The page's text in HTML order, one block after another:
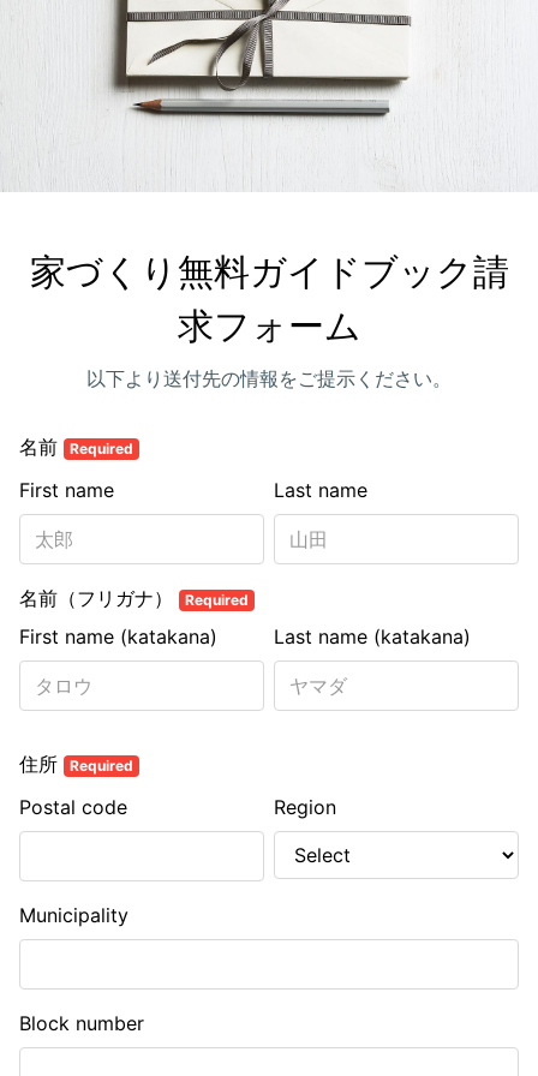
家づくり無料ガイドブック請
求フォーム
以下より送付先の情報をご提示ください。
名前 Required
Last name
First name
名前（フリガナ） Required
Last name (katakana)
First name (katakana)
住所 Required
Postal code Region
Municipality
Block number